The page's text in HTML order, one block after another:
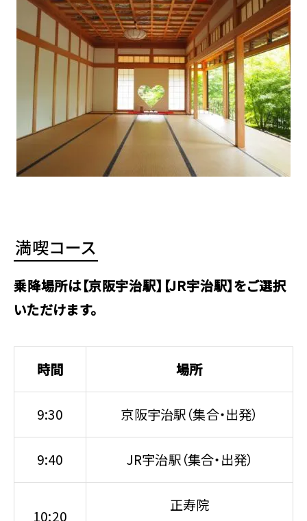
満喫コース
乗降場所は【京阪宇治駅】【JR宇治駅】をご選択
いただけます。
時間 場所
9:30 京阪宇治駅（集合・出発）
9:40 JR宇治駅（集合・出発）
10:20
正寿院